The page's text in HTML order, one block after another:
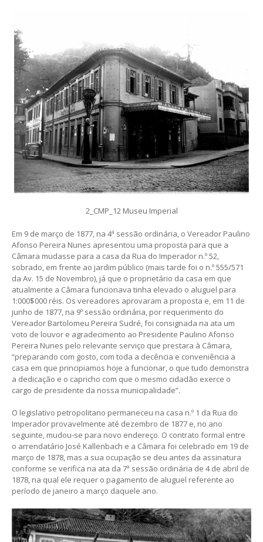
2_CMP_12 Museu Imperial
Em 9 de março de 1877, na 4ª sessão ordinária, o Vereador Paulino
Afonso Pereira Nunes apresentou uma proposta para que a
Câmara mudasse para a casa da Rua do Imperador n.º 52,
sobrado, em frente ao jardim público (mais tarde foi o n.º 555/571
da Av. 15 de Novembro), já que o proprietário da casa em que
atualmente a Câmara funcionava tinha elevado o aluguel para
1:000$000 réis. Os vereadores aprovaram a proposta e, em 11 de
junho de 1877, na 9º sessão ordinária, por requerimento do
Vereador Bartolomeu Pereira Sudré, foi consignada na ata um
voto de louvor e agradecimento ao Presidente Paulino Afonso
Pereira Nunes pelo relevante serviço que prestara à Câmara,
“preparando com gosto, com toda a decência e conveniência a
casa em que principiamos hoje a funcionar, o que tudo demonstra
a dedicação e o capricho com que o mesmo cidadão exerce o
cargo de presidente da nossa municipalidade”.
O legislativo petropolitano permaneceu na casa n.º 1 da Rua do
Imperador provavelmente até dezembro de 1877 e, no ano
seguinte, mudou-se para novo endereço. O contrato formal entre
o arrendatário José Kallenbach e a Câmara foi celebrado em 19 de
março de 1878, mas a sua ocupação se deu antes da assinatura
conforme se verifica na ata da 7ª sessão ordinária de 4 de abril de
1878, na qual ele requer o pagamento de aluguel referente ao
período de janeiro a março daquele ano.